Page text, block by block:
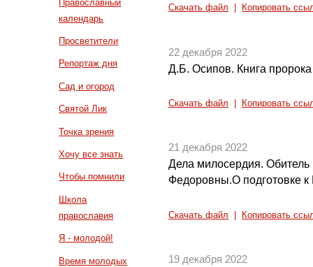
Православный
календарь
Просветители
Репортаж дня
Сад и огород
Святой Лик
Точка зрения
Хочу все знать
Чтобы помнили
Школа
православия
Я - молодой!
Время молодых
Скачать файл Копировать
22 декабря 2022
Д.Б. Осипов. Книга
Скачать файл Копировать
21 декабря 2022
Дела милосердия.
Федоровны.О подготовке
Скачать файл Копировать
19 декабря 2022